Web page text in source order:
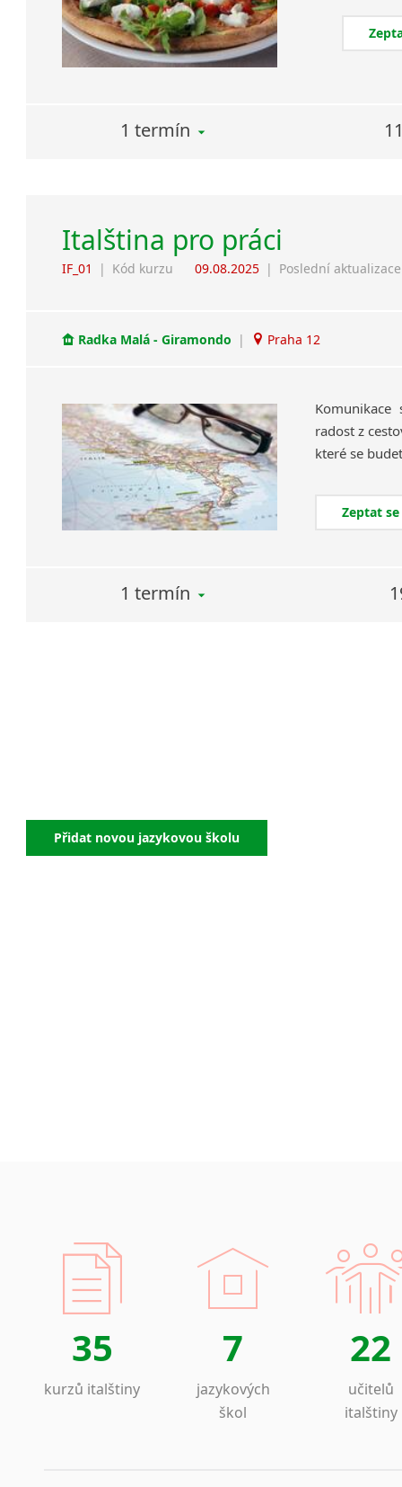
1 termín
Italština pro práci
IF_01 | Kód kurzu 09.08.2025 | Poslední aktualizace
Radka Malá - Giramondo | Praha 12
radost z
Zeptat
1 termín
Přidat novou jazykovou školu
35
kurzů italštiny
7
jazykových
škol
22
učitelů
italštiny